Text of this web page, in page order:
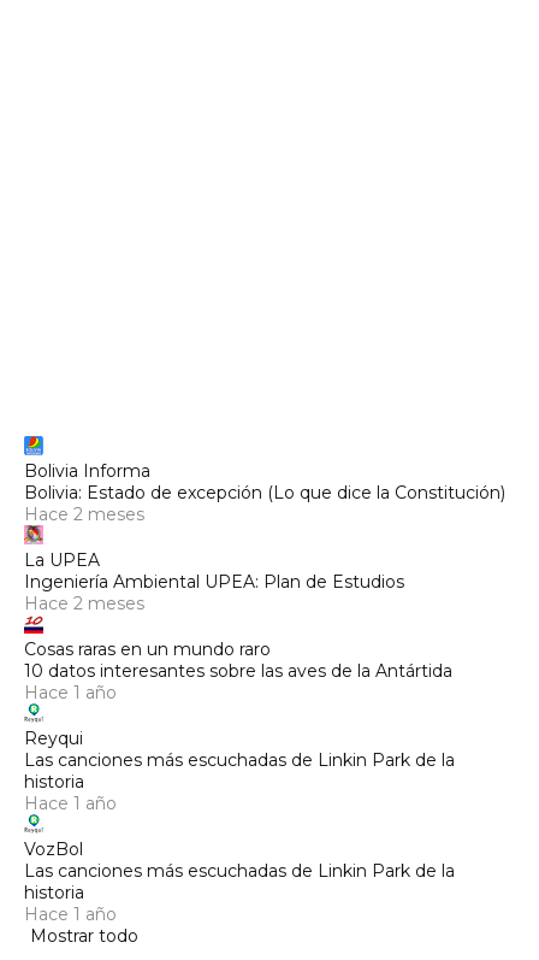
Bolivia Informa
Bolivia: Estado de excepción (Lo que dice la Constitución)
Hace 2 meses
La UPEA
Ingeniería Ambiental UPEA: Plan de Estudios
Hace 2 meses
Cosas raras en un mundo raro
10 datos interesantes sobre las aves de la Antártida
Hace 1 año
Reyqui
Las canciones más escuchadas de Linkin Park de la
historia
Hace 1 año
VozBol
Las canciones más escuchadas de Linkin Park de la
historia
Hace 1 año
Mostrar todo